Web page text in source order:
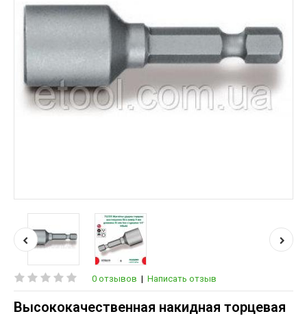
0 отзывов | Написать отзыв
Высококачественная накидная торцевая